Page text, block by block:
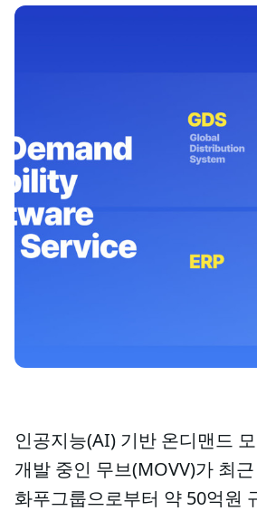
인공지능(AI) 기반 온디맨드
개발 중인 무브(MOVV)가 최
화푸그룹으로부터 약 50억원